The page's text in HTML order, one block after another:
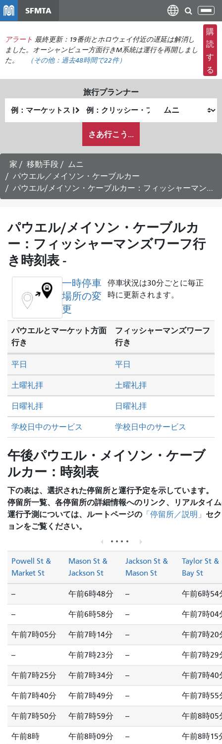
コ
ン
テ
ン
ツ
移
SFMTA
ナ
ビ
ゲ
ー
シ
ョ
の
切
り
え
アラート 最終更新：19番街とホロウェイ付近の遅延は解消し
ました。オーシャンビュー方面行きM系統は運行を再開しまし
た。
（その他： 過去48時間で22件）
購
読
す
る
旅行プランナー
出
発
終
了
が
ど
よ
う
に
し
た
い
さあ行こう...
家 移動手段
ムニ
パウエル／メイソン・ケーブルカー
パウエル/メイソン・ケーブルカー：フィッシャーマンズワーフ行き時刻表 -
パウエル/メイソン・ケーブルカ
ー：フィッシャーマンズワーフ行
き時刻表 -
一時停車
場所の変
更
停車状況は30分ごとに毎正
時に更新されます。
パウエルとマーケット方面
行き
フィッシャーマンズワーフ
行き
土曜礼拝 土曜礼拝
日曜礼拝 日曜礼拝
平日 平日
学校日中のサービス 学校日中のサービス
午後パウエル・メイソン・ケーブ
ルカー：時刻表
下の表は、選択された停留所と運行予定を示しています。
停留所一覧、各停留所の詳細情報へのリンク、リアルタイ
運行予測については、ルートページの 「停留所／説明」 セ
ョンをご覧ください。
Powell St &
Market St
Mason St &
Jackson St
Jackson St &
Mason St
Taylor St &
Bay St
-- 午前6時48分 -- 午前6時54
-- 午前6時58分 -- 午前7時04
午前7時05分 午前7時14分 -- 午前7時20
-- 午前7時23分 -- 午前7時29
午前7時25分 午前7時34分 -- 午前7時40
午前7時40分 午前7時49分 -- 午前7時55
午前7時50分 午前7時59分 -- 午前8時05
午前8時 午前8時09分 -- 午前8時15